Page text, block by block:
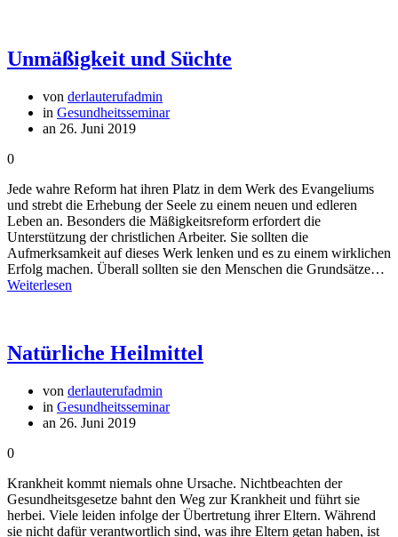
Unmäßigkeit und Süchte
von derlauterufadmin
in Gesundheitsseminar
an 26. Juni 2019
0
Jede wahre Reform hat ihren Platz in dem Werk des Evangeliums
und strebt die Erhebung der Seele zu einem neuen und edleren
Leben an. Besonders die Mäßigkeitsreform erfordert die
Unterstützung der christlichen Arbeiter. Sie sollten die
Aufmerksamkeit auf dieses Werk lenken und es zu einem wirklichen
Erfolg machen. Überall sollten sie den Menschen die Grundsätze…
Weiterlesen
Natürliche Heilmittel
von derlauterufadmin
in Gesundheitsseminar
an 26. Juni 2019
0
Krankheit kommt niemals ohne Ursache. Nichtbeachten der
Gesundheitsgesetze bahnt den Weg zur Krankheit und führt sie
herbei. Viele leiden infolge der Übertretung ihrer Eltern. Während
sie nicht dafür verantwortlich sind, was ihre Eltern getan haben, ist